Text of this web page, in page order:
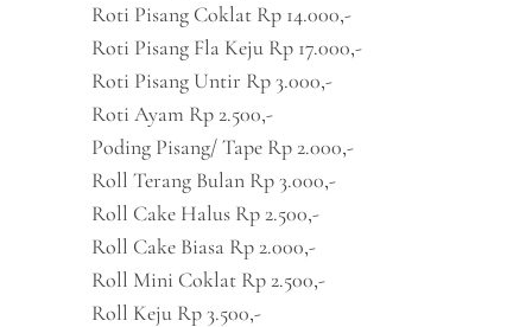
Roti Pisang Coklat Rp 14.000,-
Roti Pisang Fla Keju Rp 17.000,-
Roti Pisang Untir Rp 3.000,-
Roti Ayam Rp 2.500,-
Poding Pisang/ Tape Rp 2.000,-
Roll Terang Bulan Rp 3.000,-
Roll Cake Halus Rp 2.500,-
Roll Cake Biasa Rp 2.000,-
Roll Mini Coklat Rp 2.500,-
Roll Keju Rp 3.500,-